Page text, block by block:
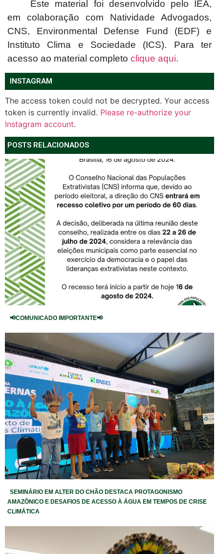
Este material foi desenvolvido pelo IEA,
em colaboração com Natividade Advogados,
CNS, Environmental Defense Fund (EDF) e
Instituto Clima e Sociedade (ICS). Para ter
acesso ao material completo clique aqui.
INSTAGRAM
The access token could not be decrypted. Your access
token is currently invalid. Please re-authorize your
Instagram account.
POSTS RELACIONADOS
📢COMUNICADO IMPORTANTE📢
SEMINÁRIO EM ALTER DO CHÃO DESTACA PROTAGONISMO
AMAZÔNICO E DESAFIOS DE ACESSO À ÁGUA EM TEMPOS DE CRISE
CLIMÁTICA